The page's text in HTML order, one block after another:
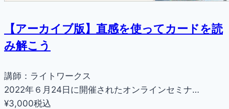
【アーカイブ版】直感を使ってカードを読
み解こう
講師：ライトワークス
2022年６月24日に開催されたオンラインセミナ…
¥3,000税込